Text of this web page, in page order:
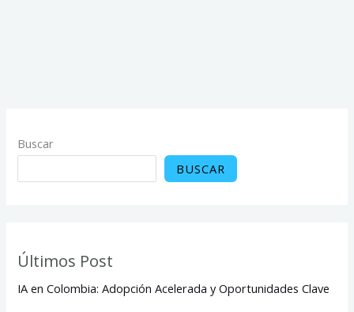
Buscar
BUSCAR
Últimos Post
IA en Colombia: Adopción Acelerada y Oportunidades Clave